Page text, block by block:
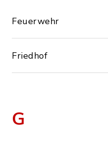
Feuerwehr
Friedhof
G